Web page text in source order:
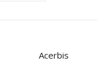
Acerbis